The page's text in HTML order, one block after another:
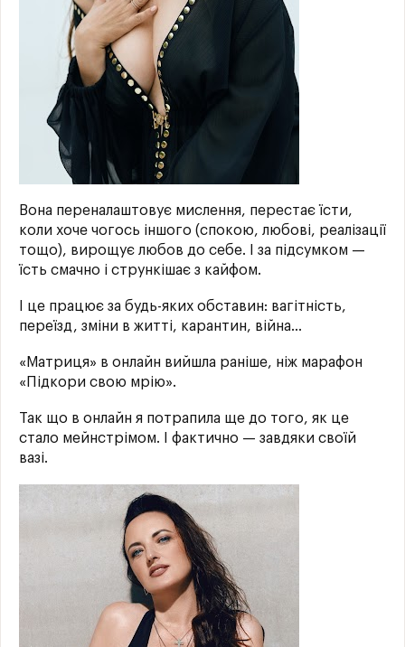
Вона переналаштовує мислення, перестає їсти,
коли хоче чогось іншого (спокою, любові, реалізації
тощо), вирощує любов до себе. І за підсумком —
їсть смачно і стрункішає з кайфом.
І це працює за будь-яких обставин: вагітність,
переїзд, зміни в житті, карантин, війна…
«Матриця» в онлайн вийшла раніше, ніж марафон
«Підкори свою мрію».
Так що в онлайн я потрапила ще до того, як це
стало мейнстрімом. І фактично — завдяки своїй
вазі.